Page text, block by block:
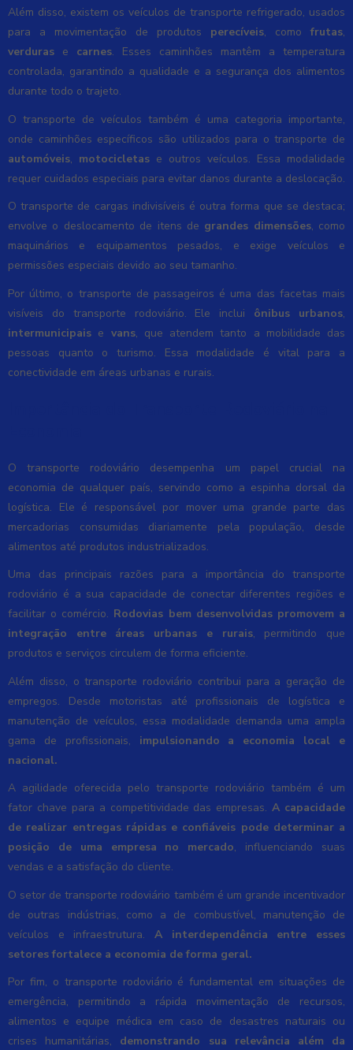
Além disso, existem os veículos de transporte refrigerado, usados
para a movimentação de produtos perecíveis, como frutas,
verduras e carnes. Esses caminhões mantêm a temperatura
controlada, garantindo a qualidade e a segurança dos alimentos
durante todo o trajeto.
O transporte de veículos também é uma categoria importante,
onde caminhões específicos são utilizados para o transporte de
automóveis, motocicletas e outros veículos. Essa modalidade
requer cuidados especiais para evitar danos durante a deslocação.
O transporte de cargas indivisíveis é outra forma que se destaca;
envolve o deslocamento de itens de grandes dimensões, como
maquinários e equipamentos pesados, e exige veículos e
permissões especiais devido ao seu tamanho.
Por último, o transporte de passageiros é uma das facetas mais
visíveis do transporte rodoviário. Ele inclui ônibus urbanos,
intermunicipais e vans, que atendem tanto a mobilidade das
pessoas quanto o turismo. Essa modalidade é vital para a
conectividade em áreas urbanas e rurais.
O transporte rodoviário desempenha um papel crucial na
economia de qualquer país, servindo como a espinha dorsal da
logística. Ele é responsável por mover uma grande parte das
mercadorias consumidas diariamente pela população, desde
alimentos até produtos industrializados.
Uma das principais razões para a importância do transporte
rodoviário é a sua capacidade de conectar diferentes regiões e
facilitar o comércio. Rodovias bem desenvolvidas promovem a
integração entre áreas urbanas e rurais, permitindo que
produtos e serviços circulem de forma eficiente.
Além disso, o transporte rodoviário contribui para a geração de
empregos. Desde motoristas até profissionais de logística e
manutenção de veículos, essa modalidade demanda uma ampla
gama de profissionais, impulsionando a economia local e
nacional.
A agilidade oferecida pelo transporte rodoviário também é um
fator chave para a competitividade das empresas.A capacidade
de realizar entregas rápidas e confiáveis pode determinar a
posição de uma empresa no mercado, influenciando suas
vendas e a satisfação do cliente.
O setor de transporte rodoviário também é um grande incentivador
de outras indústrias, como a de combustível, manutenção de
veículos e infraestrutura. A interdependência entre esses
setores fortalece a economia de forma geral.
Por fim, o transporte rodoviário é fundamental em situações de
emergência, permitindo a rápida movimentação de recursos,
alimentos e equipe médica em caso de desastres naturais ou
crises humanitárias, demonstrando sua relevância além da